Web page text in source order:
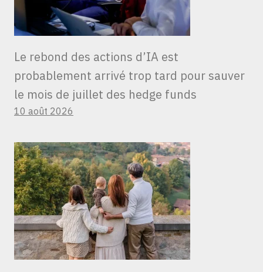
Le rebond des actions d’IA est
probablement arrivé trop tard pour sauver
le mois de juillet des hedge funds
10 août 2026